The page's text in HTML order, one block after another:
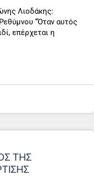
Λιοδάκης:
“Όταν αυτός
επέρχεται η
ΤΗΣ